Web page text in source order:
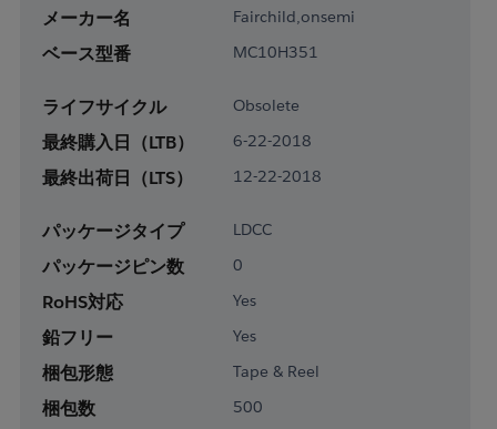
メーカー名 Fairchild,onsemi
ベース型番 MC10H351
ライフサイクル Obsolete
最終購入日（LTB） 6-22-2018
最終出荷日（LTS） 12-22-2018
パッケージタイプ LDCC
パッケージピン数 0
RoHS対応 Yes
鉛フリー Yes
梱包形態 Tape & Reel
梱包数 500